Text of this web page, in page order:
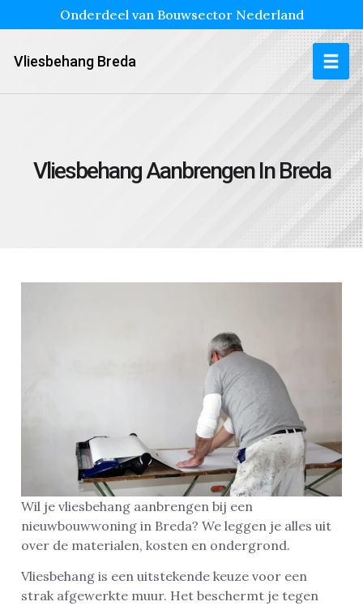
Onderdeel van Bouwsector Nederland
Vliesbehang Breda
Vliesbehang Aanbrengen In Breda
Wil je vliesbehang aanbrengen bij een
nieuwbouwwoning in Breda? We leggen je alles uit
over de materialen, kosten en ondergrond.
Vliesbehang is een uitstekende keuze voor een
strak afgewerkte muur. Het beschermt je tegen